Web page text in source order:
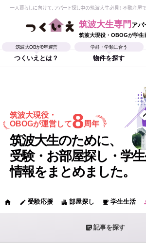
一人暮らしに向けて、アパート探し中の筑波大生必見！ 不動産屋
筑波大生専門 アパ
筑波大現役・OBOGが学生
筑波大OBが8年運営
つくいえとは？
学群・学類に合う
物件を探す
筑波大現役・
OBOGが運営して8周年
筑波大生のために、
受験・お部屋探し・学
情報をまとめました。
home edit 受験応援 apartment 部屋探し local_cafe 学生生活
sticky_note_2 記事を探す